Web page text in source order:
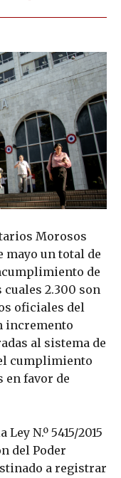
Morosos
mayo un total de
de
2.300 son
oficiales del
incremento
al sistema de
cumplimiento
en favor de
N.º 5415/2015
del Poder
a registrar